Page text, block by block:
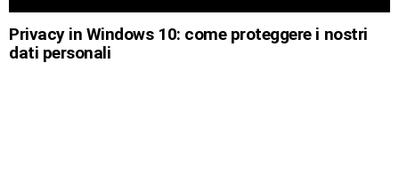
Privacy in Windows 10: come proteggere i nostri
dati personali